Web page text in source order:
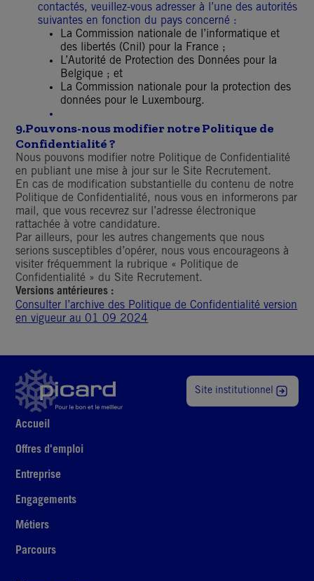
contactés, veuillez-vous adresser à l’une des autorités
suivantes en fonction du pays concerné :
La Commission nationale de l’informatique et
des libertés (Cnil) pour la France ;
L’Autorité de Protection des Données pour la
Belgique ; et
La Commission nationale pour la protection des
données pour le Luxembourg.
9.Pouvons-nous modifier notre Politique de
Confidentialité ?
Nous pouvons modifier notre Politique de Confidentialité
en publiant une mise à jour sur le Site Recrutement.
En cas de modification substantielle du contenu de notre
Politique de Confidentialité, nous vous en informerons par
mail, que vous recevrez sur l’adresse électronique
rattachée à votre candidature.
Par ailleurs, pour les autres changements que nous
serions susceptibles d’opérer, nous vous encourageons à
visiter fréquemment la rubrique « Politique de
Confidentialité » du Site Recrutement.
Versions antérieures :
Consulter l’archive des Politique de Confidentialité version
en vigueur au 01 09 2024
Site institutionnel
Accueil
Offres d'emploi
Entreprise
Engagements
Métiers
Parcours